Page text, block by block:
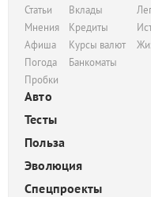
Статьи
Мнения
Афиша
Погода
Пробки
Вклады
Кредиты
Курсы валют
Банкоматы
Авто
Тесты
Польза
Эволюция
Спецпроекты